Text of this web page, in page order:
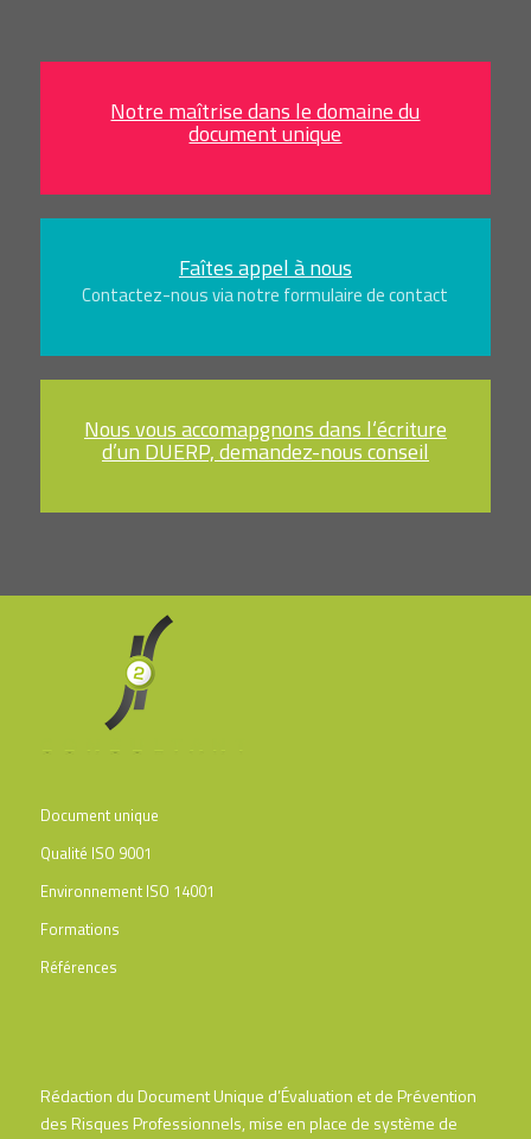
Notre maîtrise dans le domaine du
document unique
Faîtes appel à nous
Contactez-nous via notre formulaire de contact
Nous vous accomapgnons dans l‘écriture
d’un DUERP, demandez-nous conseil
Document unique
Qualité ISO 9001
Environnement ISO 14001
Formations
Références
Rédaction du Document Unique d’Évaluation et de Prévention
des Risques Professionnels, mise en place de système de